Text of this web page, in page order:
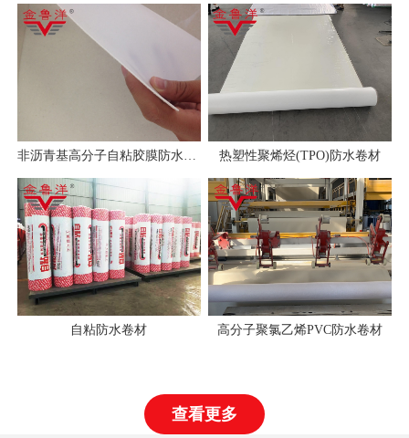
热塑性聚烯烃(TPO)防水卷材
自粘防水卷材 高分子聚氯乙烯PVC防水卷材
查看更多